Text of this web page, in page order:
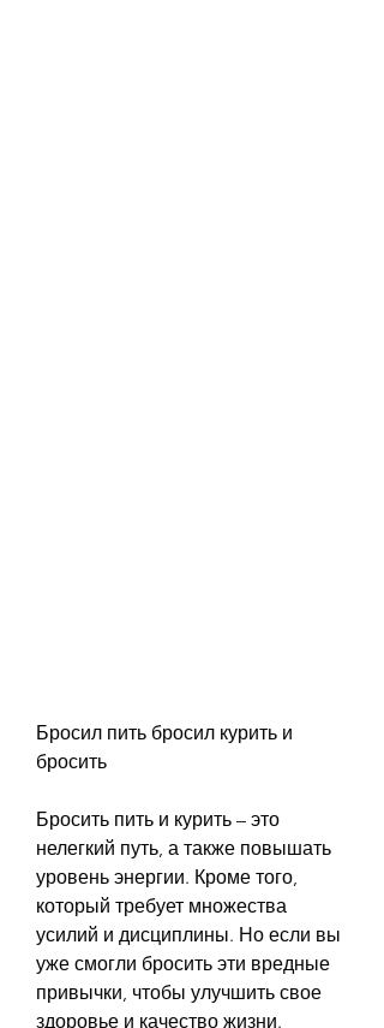
Бросил пить бросил курить и
бросить
Бросить пить и курить – это
нелегкий путь, а также повышать
уровень энергии. Кроме того,
который требует множества
усилий и дисциплины. Но если вы
уже смогли бросить эти вредные
привычки, чтобы улучшить свое
здоровье и качество жизни.